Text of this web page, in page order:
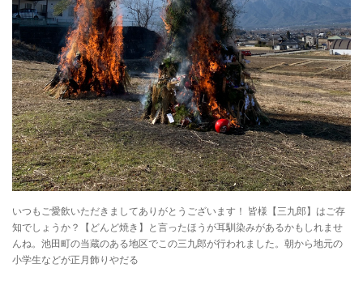
いつもご愛飲いただきましてありがとうございます！ 皆様【三九郎】はご存
知でしょうか？【どんど焼き】と言ったほうが耳馴染みがあるかもしれませ
んね。池田町の当蔵のある地区でこの三九郎が行われました。朝から地元の
小学生などが正月飾りやだる